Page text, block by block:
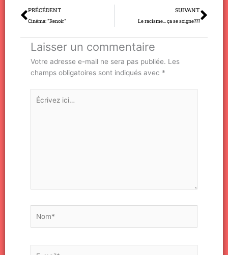
Précédent
PRÉCÉDENT
Cinéma: "Renoir"
SUIVANT
Le racisme… ça se soigne???
Laisser un commentaire
Votre adresse e-mail ne sera pas publiée. Les
champs obligatoires sont indiqués avec *
Écrivez
ici…